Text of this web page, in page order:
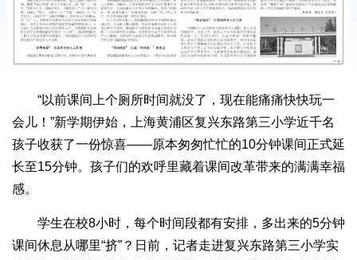
“以前课间上个厕所时间就没了，现在能痛痛快快玩一
会儿！”新学期伊始，上海黄浦区复兴东路第三小学近千名
孩子收获了一份惊喜——原本匆匆忙忙的10分钟课间正式延
长至15分钟。孩子们的欢呼里藏着课间改革带来的满满幸福
感。
学生在校8小时，每个时间段都有安排，多出来的5分钟
课间休息从哪里“挤”？日前，记者走进复兴东路第三小学实